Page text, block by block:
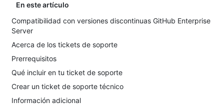
En este artículo
Compatibilidad con versiones discontinuas GitHub Enterprise
Server
Acerca de los tickets de soporte
Prerrequisitos
Qué incluir en tu ticket de soporte
Crear un ticket de soporte técnico
Información adicional